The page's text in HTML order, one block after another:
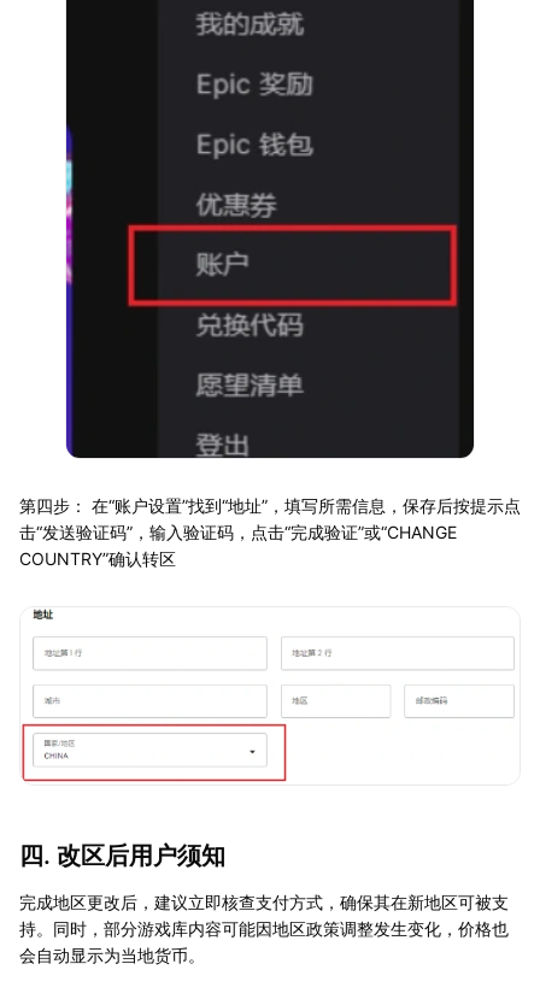
第四步： 在“账户设置”找到“地址”，填写所需信息，保存后按提示点
击“发送验证码”，输入验证码，点击“完成验证”或“CHANGE
COUNTRY”确认转区
四. 改区后用户须知
完成地区更改后，建议立即核查支付方式，确保其在新地区可被支
持。同时，部分游戏库内容可能因地区政策调整发生变化，价格也
会自动显示为当地货币。